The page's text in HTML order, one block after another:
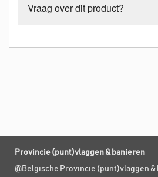
Vraag over dit product?
Provincie (punt)vlaggen & banieren
@Belgische Provincie (punt)vlaggen &